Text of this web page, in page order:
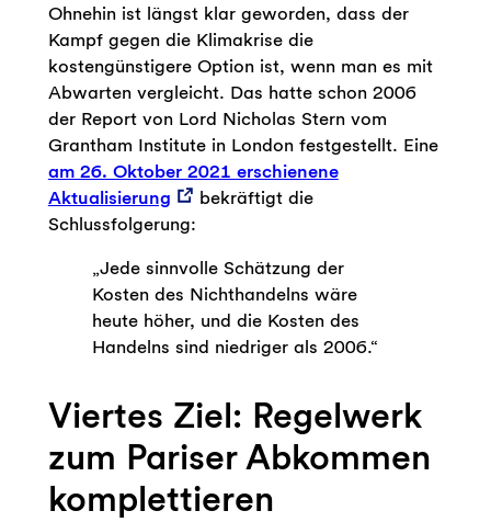
Ohnehin ist längst klar geworden, dass der
Kampf gegen die Klimakrise die
kostengünstigere Option ist, wenn man es mit
Abwarten vergleicht. Das hatte schon 2006
der Report von Lord Nicholas Stern vom
Grantham Institute in London festgestellt. Eine
am 26. Oktober 2021 erschienene
Aktualisierung
bekräftigt die
Schlussfolgerung:
„Jede sinnvolle Schätzung der
Kosten des Nichthandelns wäre
heute höher, und die Kosten des
Handelns sind niedriger als 2006.“
Viertes Ziel: Regelwerk
zum Pariser Abkommen
komplettieren